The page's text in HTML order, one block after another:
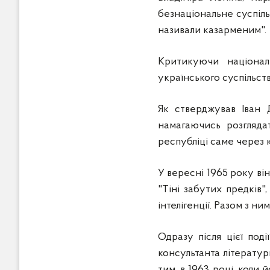
безнаціональне
називали казарменим".
Критикуючи
українського
Як стверджував
намагаючись
республіці саме через
У вересні 1965 року
"Тіні забутих
інтелігенції. Разом з
Одразу після цієї
консультанта